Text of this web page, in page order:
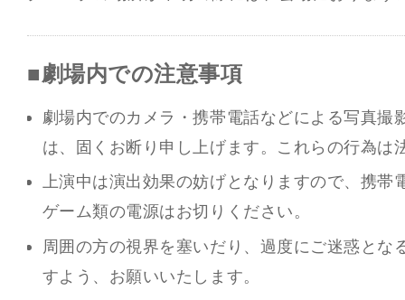
■劇場内での注意事項
劇場内でのカメラ・携帯電話などによる写真撮
は、固くお断り申し上げます。これらの行為は
上演中は演出効果の妨げとなりますので、携帯
ゲーム類の電源はお切りください。
周囲の方の視界を塞いだり、過度にご迷惑とな
すよう、お願いいたします。